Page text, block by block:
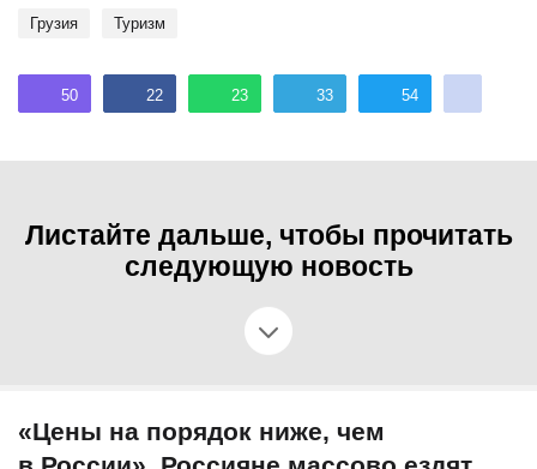
Грузия туризм
50 22 23 33 54
Листайте дальше, чтобы прочитать
следующую новость